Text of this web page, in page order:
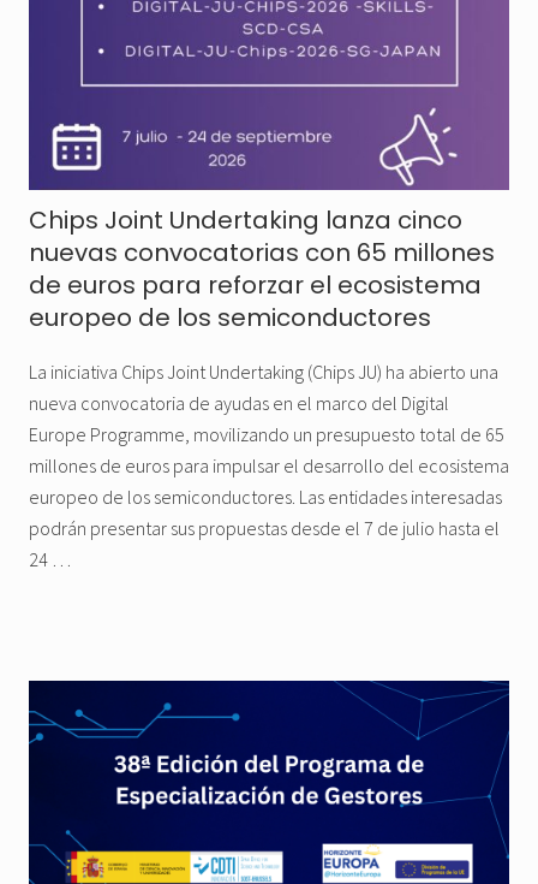
Chips Joint Undertaking lanza cinco
nuevas convocatorias con 65 millones
de euros para reforzar el ecosistema
europeo de los semiconductores
La iniciativa Chips Joint Undertaking (Chips JU) ha abierto una
nueva convocatoria de ayudas en el marco del Digital
Europe Programme, movilizando un presupuesto total de 65
millones de euros para impulsar el desarrollo del ecosistema
europeo de los semiconductores. Las entidades interesadas
podrán presentar sus propuestas desde el 7 de julio hasta el
24 …